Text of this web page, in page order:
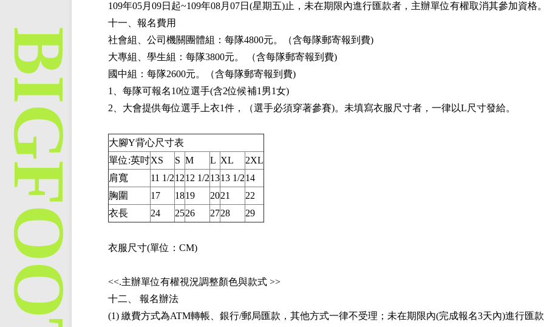
109年05月09日起~109年08月07日(星期五)止，未在期限內進行匯款者，主辦單位有權取消其參加資格。
十一、報名費用
社會組、公司機關團體組：每隊4800元。（含每隊郵寄報到費)
大專組、學生組：每隊3800元。 （含每隊郵寄報到費)
國中組：每隊2600元。（含每隊郵寄報到費)
1、每隊可報名10位選手(含2位候補1男1女)
2、大會提供每位選手上衣1件，（選手必須穿著參賽)。未填寫衣服尺寸者，一律以L尺寸發給。
大腳Y背心尺寸表
單位:英吋XS S M L XL
2XL
肩寬
11 1/21212 1/21313 1/214
胸圍
17 1819 2021
22
衣長
24 2526 2728 29
衣服尺寸(單位：CM)
<<.主辦單位有權視況調整顏色與款式 >>
十二、 報名辦法
(1) 繳費方式為ATM轉帳、銀行/郵局匯款，其他方式一律不受理；未在期限內(完成報名3天內)進行匯